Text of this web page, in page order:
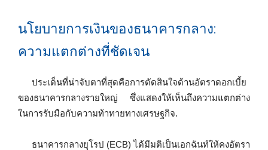
นโยบายการเงินของธนาคารกลาง:
ความแตกต่างที่ชัดเจน
ประเด็นที่น่าจับตาที่สุดคือการตัดสินใจด้านอัตราดอกเบี้ย
ของธนาคารกลางรายใหญ่ ซึ่งแสดงให้เห็นถึงความแตกต่าง
ในการรับมือกับความท้าทายทางเศรษฐกิจ.
ธนาคารกลางยุโรป (ECB) ได้มีมติเป็นเอกฉันท์ให้คงอัตรา